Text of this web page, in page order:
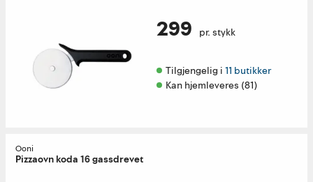
299 pr. stykk
Tilgjengelig i 11 butikker
Kan hjemleveres (81)
Ooni
Pizzaovn koda 16 gassdrevet